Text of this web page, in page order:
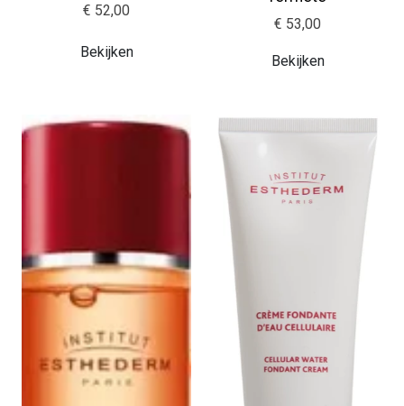
€ 52,00
Bekijken
€ 53,00
Bekijken